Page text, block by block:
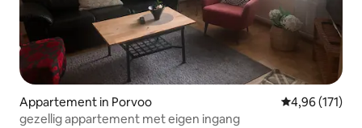
Appartement in Porvoo Gemiddelde
4,96 (171)
gezellig appartement met eigen ingang